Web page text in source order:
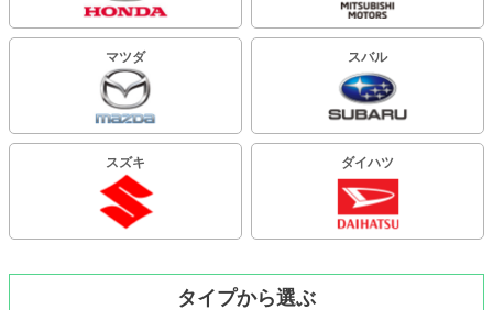
マツダ スバル
スズキ ダイハツ
タイプから選ぶ